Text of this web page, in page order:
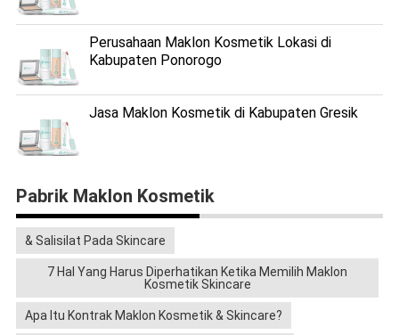
Perusahaan Maklon Kosmetik Lokasi di
Kabupaten Ponorogo
Jasa Maklon Kosmetik di Kabupaten Gresik
Pabrik Maklon Kosmetik
& Salisilat Pada Skincare
7 Hal Yang Harus Diperhatikan Ketika Memilih Maklon
Kosmetik Skincare
Apa Itu Kontrak Maklon Kosmetik & Skincare?